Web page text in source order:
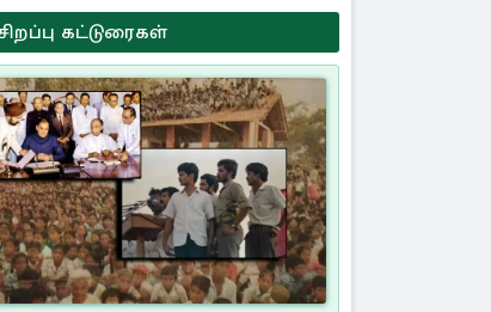
கட்டுரைகள்